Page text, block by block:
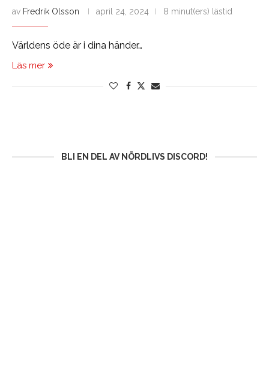
av Fredrik Olsson april 24, 2024 8 minut(ers) lästid
Världens öde är i dina händer…
Läs mer
BLI EN DEL AV NÖRDLIVS DISCORD!